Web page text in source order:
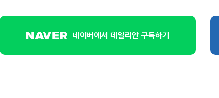
네이버에서 데일리안 구독하기